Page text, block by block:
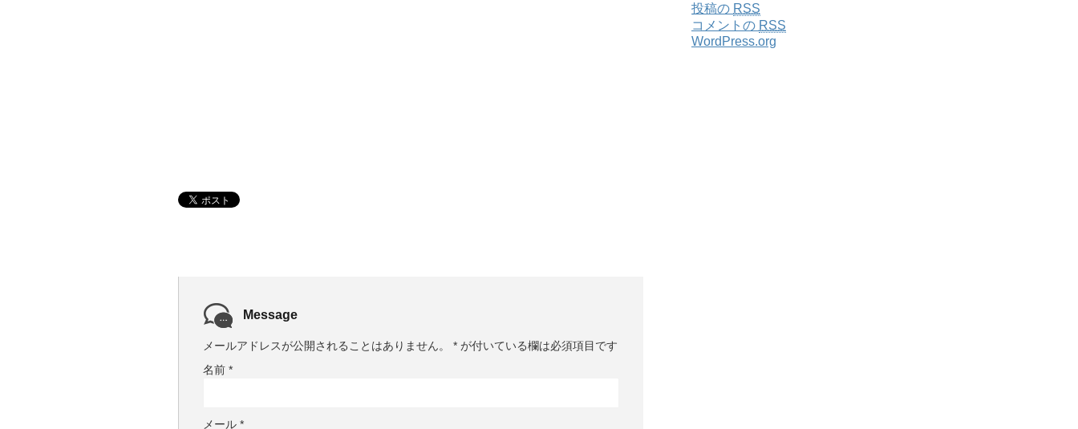
Message
メールアドレスが公開されることはありません。 * が付いている欄は必須項目です
名前 *
メール *
投稿の RSS
コメントの RSS
WordPress.org